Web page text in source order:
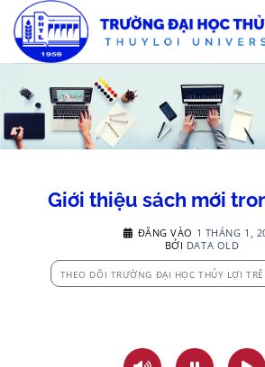
qua
nội
Giới thiệu sách mới
ĐĂNG VÀO 1 THÁNG 1,
BỞI DATA OLD
THEO DÕI TRƯỜNG ĐẠI HỌC THỦY LỢI